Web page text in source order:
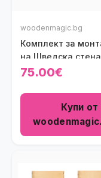
woodenmagic.bg
Комплект за
на Шведска стена
75.00€
Купи от